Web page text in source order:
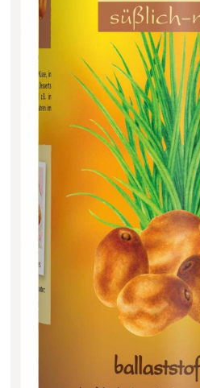
KATEGORIE
Filter zurücksetzen